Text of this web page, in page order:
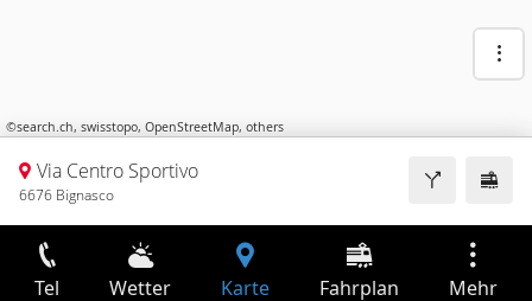
©search.ch, swisstopo, OpenStreetMap, others
Via Centro Sportivo
6676 Bignasco
Tel Wetter Karte Fahrplan Mehr